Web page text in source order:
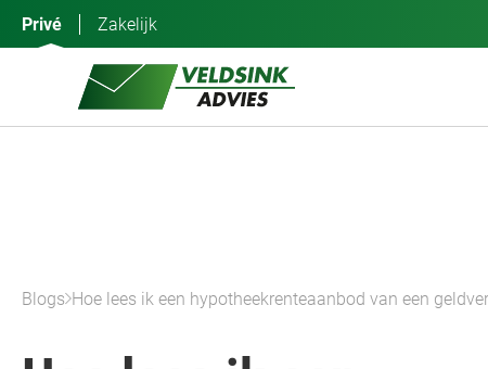
Privé Zakelijk
Blogs Hoe lees ik een hypotheekrenteaanbod van een